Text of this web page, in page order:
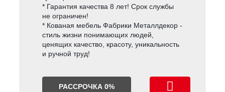
* Гарантия качества 8 лет! Срок службы
не ограничен!
* Кованая мебель Фабрики Металлдекор -
стиль жизни понимающих людей,
ценящих качество, красоту, уникальность
и ручной труд!
РАССРОЧКА 0%